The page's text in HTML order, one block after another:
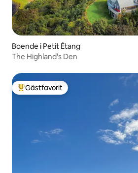
Boende i Petit Étang
The Highland's Den
Populär gästfavorit
Gästfavorit